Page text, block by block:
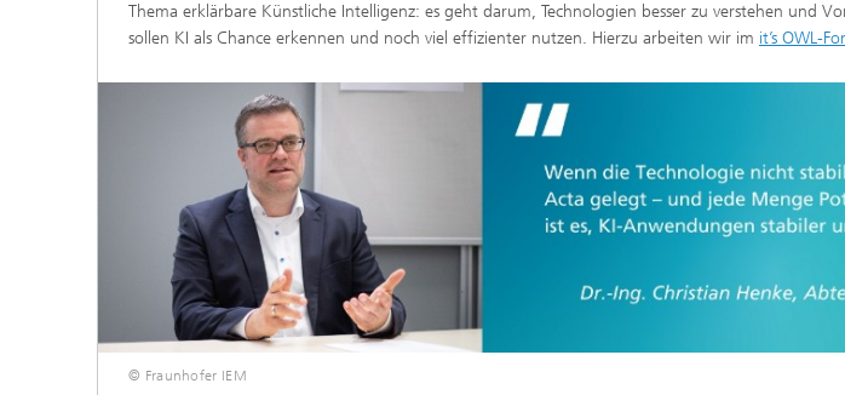
Thema erklärbare Künstliche Intelligenz: es geht darum, Technologien besser zu verstehen und
sollen KI als Chance erkennen und noch viel effizienter nutzen. Hierzu arbeiten wir im it’s OWL-
© Fraunhofer IEM